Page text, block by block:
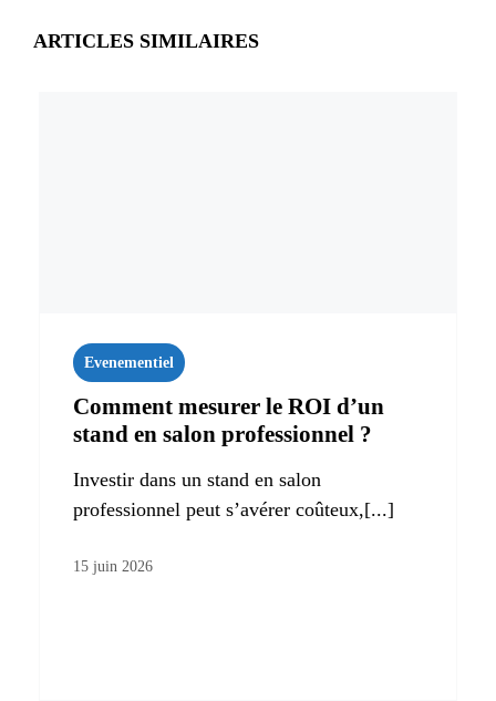
ARTICLES SIMILAIRES
Evenementiel
Comment mesurer le ROI d’un
stand en salon professionnel ?
Investir dans un stand en salon
professionnel peut s’avérer coûteux,[...]
15 juin 2026